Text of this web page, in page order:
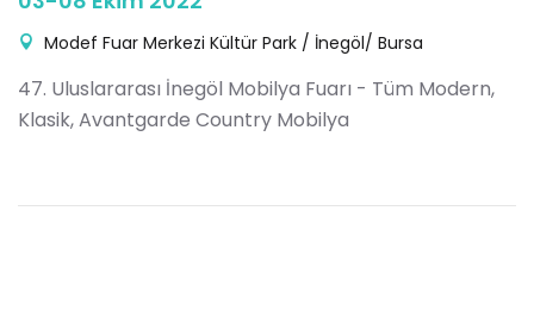
Modef Fuar Merkezi Kültür Park / İnegöl/ Bursa
47. Uluslararası İnegöl Mobilya Fuarı - Tüm Modern,
Klasik, Avantgarde Country Mobilya